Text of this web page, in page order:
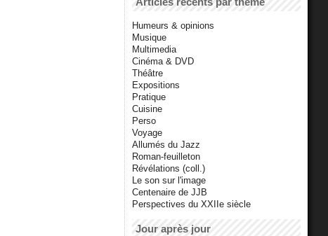
Humeurs & opinions
Musique
Multimedia
Cinéma & DVD
Théâtre
Expositions
Pratique
Cuisine
Perso
Voyage
Allumés du Jazz
Roman-feuilleton
Révélations (coll.)
Le son sur l'image
Centenaire de JJB
Perspectives du XXIIe siècle
Jour après jour